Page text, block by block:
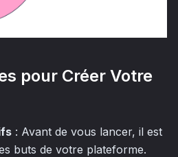
pour Créer Votre
: Avant de vous lancer, il est
buts de votre plateforme.